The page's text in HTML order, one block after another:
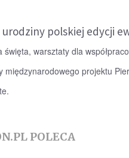
urodziny polskiej edycji
święta, warsztaty dla
międzynarodowego projektu
POLECA